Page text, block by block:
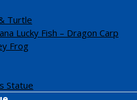
Turtle
Lucky Fish – Dragon Carp
Frog
Statue